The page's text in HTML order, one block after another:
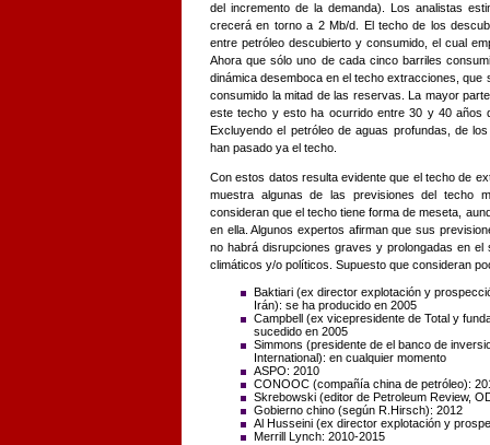
del incremento de la demanda). Los analistas
crecerá en torno a 2 Mb/d. El techo de los
entre petróleo descubierto y consumido, el cual
Ahora que sólo uno de cada cinco barriles
dinámica desemboca en el techo extracciones,
consumido la mitad de las reservas. La mayor
este techo y esto ha ocurrido entre 30 y 40 años
Excluyendo el petróleo de aguas profundas, de
han pasado ya el techo.
Con estos datos resulta evidente que el techo de
muestra algunas de las previsiones del techo
consideran que el techo tiene forma de meseta,
en ella. Algunos expertos afirman que sus
no habrá disrupciones graves y prolongadas en el
climáticos y/o políticos. Supuesto que consideran
Baktiari (ex director explotación y
Irán): se ha producido en 2005
Campbell (ex vicepresidente de Total y
sucedido en 2005
Simmons (presidente de el banco de
International): en cualquier momento
ASPO: 2010
CONOOC (compañía china de petróleo):
Skrebowski (editor de Petroleum Review,
Gobierno chino (según R.Hirsch): 2012
Al Husseini (ex director explotación y
Merrill Lynch: 2010-2015